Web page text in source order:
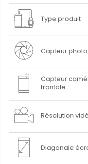
Type produit
Capteur photo
Capteur
frontale
Résolution
Diagonale